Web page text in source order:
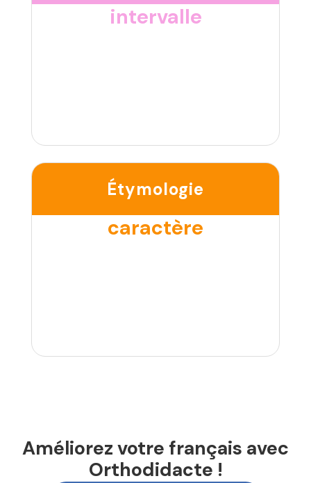
intervalle
Étymologie
caractère
Améliorez votre français avec
Orthodidacte !